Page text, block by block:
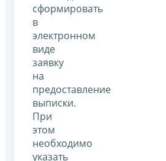
сформировать
в
электронном
виде
заявку
на
предоставление
выписки.
При
этом
необходимо
указать